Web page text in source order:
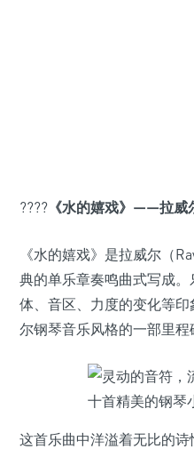
???? 《水的嬉戏》——拉威
《水的嬉戏》是拉威尔（
典的单乐章奏鸣曲式写成
体、音区、力度的变化等
尔钢琴音乐风格的一部里程
这首乐曲中洋溢着无比的